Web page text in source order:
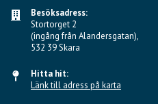
Besöksadress:
Stortorget 2
(ingång från Alandersgatan),
532 39 Skara
Hitta hit:
Länk till adress på karta